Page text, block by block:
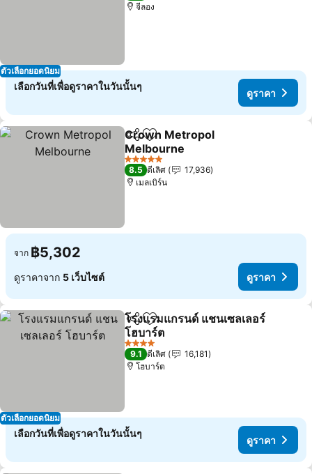
ตัวเลือกยอดนิยม
จีลอง
เลือกวันที่เพื่อดูราคาในวันนั้นๆ
ดูราคา
แชร์ เพิ่มในรายการโปรด
Crown Metropol
Melbourne
ดูราคา
5 ดาว
8.5 ดีเลิศ
17,936
เมลเบิร์น
จาก ฿5,302
ดูราคาจาก 5 เว็บไซต์ ดูราคา
ตัวเลือกยอดนิยม
แชร์ เพิ่มในรายการโปรด
โรงแรมแกรนด์ แชนเซลเลอร์
โฮบาร์ต
ดูราคา
4 ดาว
9.1 ดีเลิศ
16,181
โฮบาร์ต
เลือกวันที่เพื่อดูราคาในวันนั้นๆ
ดูราคา